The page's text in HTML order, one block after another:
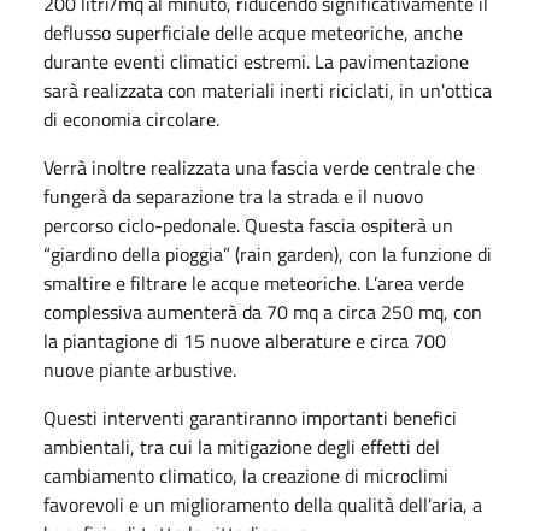
deflusso superficiale delle acque meteoriche, anche
durante eventi climatici estremi. La pavimentazione
sarà realizzata con materiali inerti riciclati, in un'ottica
di economia circolare.
Verrà inoltre realizzata una fascia verde centrale che
fungerà da separazione tra la strada e il nuovo
percorso ciclo-pedonale. Questa fascia ospiterà un
“giardino della pioggia” (rain garden), con la funzione di
smaltire e filtrare le acque meteoriche. L’area verde
complessiva aumenterà da 70 mq a circa 250 mq, con
la piantagione di 15 nuove alberature e circa 700
nuove piante arbustive.
Questi interventi garantiranno importanti benefici
ambientali, tra cui la mitigazione degli effetti del
cambiamento climatico, la creazione di microclimi
favorevoli e un miglioramento della qualità dell'aria, a